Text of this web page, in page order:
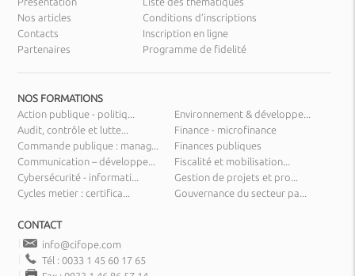
Nos articles
Contacts
Partenaires
Conditions d’inscriptions
Inscription en ligne
Programme de fidelité
NOS FORMATIONS
Action publique - politiq...
Audit, contrôle et lutte...
Commande publique : manag...
Communication – développe...
Cybersécurité - informati...
Cycles metier : certifica...
Environnement & développe...
Finance - microfinance
Finances publiques
Fiscalité et mobilisation...
Gestion de projets et pro...
Gouvernance du secteur pa...
CONTACT
info@cifope.com
Tél : 0033 1 45 60 17 65